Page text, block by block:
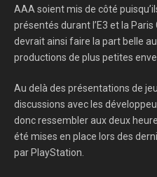
AAA soient mis de côté
présentés durant l’E3 et la
devrait ainsi faire la part belle
productions de plus petites
Au delà des présentations de
discussions avec les
donc ressembler aux deux
été mises en place lors des
par PlayStation.